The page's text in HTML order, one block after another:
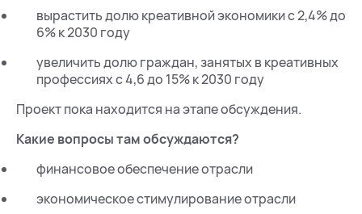
вырастить долю креативной экономики с 2,4% до
6% к 2030 году
увеличить долю граждан, занятых в креативных
профессиях с 4,6 до 15% к 2030 году
Проект пока находится на этапе обсуждения.
Какие вопросы там обсуждаются?
финансовое обеспечение отрасли
экономическое стимулирование отрасли